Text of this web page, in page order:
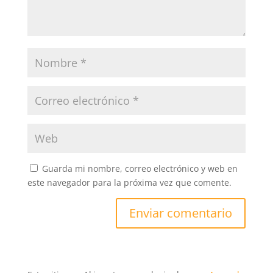
Guarda mi nombre, correo electrónico y web en
este navegador para la próxima vez que comente.